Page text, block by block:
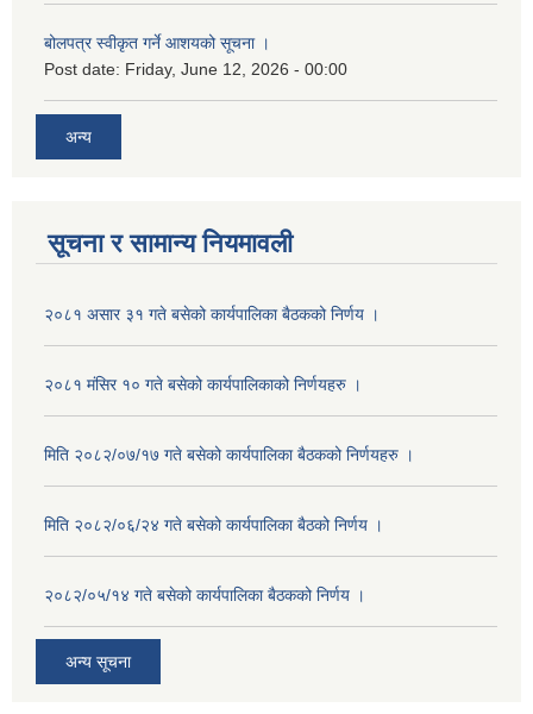
बोलपत्र स्वीकृत गर्ने आशयको सूचना ।
Post date: Friday, June 12, 2026 - 00:00
अन्य
सूचना र सामान्य नियमावली
२०८१ असार ३१ गते बसेको कार्यपालिका बैठकको निर्णय ।
२०८१ मंसिर १० गते बसेको कार्यपालिकाको निर्णयहरु ।
मिति २०८२/०७/१७ गते बसेको कार्यपालिका बैठकको निर्णयहरु ।
मिति २०८२/०६/२४ गते बसेको कार्यपालिका बैठको निर्णय ।
२०८२/०५/१४ गते बसेको कार्यपालिका बैठकको निर्णय ।
अन्य सूचना